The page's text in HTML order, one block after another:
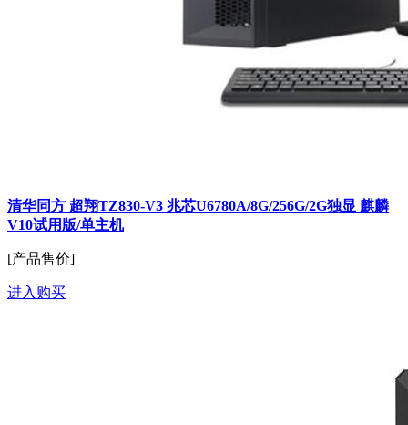
清华同方 超翔TZ830-V3 兆芯U6780A/8G/256G/2G独显 麒麟
V10试用版/单主机
[产品售价]
进入购买